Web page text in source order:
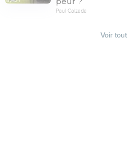
Paul Calzada
Voir tout